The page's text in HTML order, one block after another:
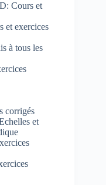
Cours et
et exercices
à tous les
corrigés
et